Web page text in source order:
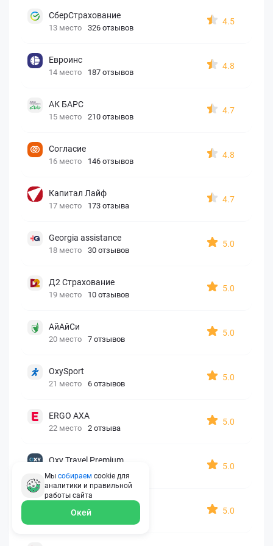
СберСтрахование
13 место 326 отзывов
4.5
Евроинс
14 место 187 отзывов
4.8
АК БАРС
15 место 210 отзывов
4.7
Согласие
16 место 146 отзывов
4.8
Капитал Лайф
17 место 173 отзыва
4.7
Georgia assistance
18 место 30 отзывов
5.0
Д2 Страхование
19 место 10 отзывов
5.0
АйАйСи
20 место 7 отзывов
5.0
OxySport
21 место 6 отзывов
5.0
ERGO AXA
22 место 2 отзыва
5.0
Oxy Travel Premium
23 место 1 отзыв
5.0
24 место 1 отзыв
5.0
Мы собираем cookie для
аналитики и правильной
работы сайта
Окей